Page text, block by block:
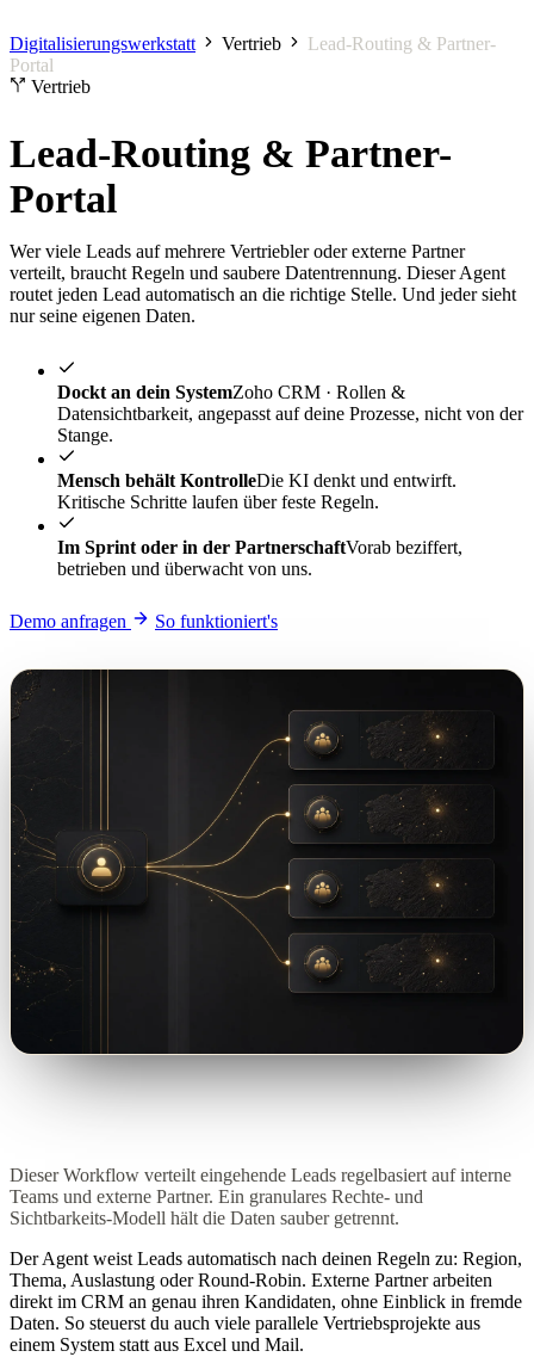
Digitalisierungswerkstatt Vertrieb
Lead-Routing & Partner-
Portal
Vertrieb
Lead-Routing & Partner-
Portal
Wer viele Leads auf mehrere Vertriebler oder externe Partner
verteilt, braucht Regeln und saubere Datentrennung. Dieser Agent
routet jeden Lead automatisch an die richtige Stelle. Und jeder sieht
nur seine eigenen Daten.
Dockt an dein SystemZoho CRM · Rollen &
Datensichtbarkeit, angepasst auf deine Prozesse, nicht von der
Stange.
Mensch behält KontrolleDie KI denkt und entwirft.
Kritische Schritte laufen über feste Regeln.
Im Sprint oder in der PartnerschaftVorab beziffert,
betrieben und überwacht von uns.
Demo anfragen So funktioniert's
Dieser Workflow verteilt eingehende Leads regelbasiert auf interne
Teams und externe Partner. Ein granulares Rechte- und
Sichtbarkeits-Modell hält die Daten sauber getrennt.
Der Agent weist Leads automatisch nach deinen Regeln zu: Region,
Thema, Auslastung oder Round-Robin. Externe Partner arbeiten
direkt im CRM an genau ihren Kandidaten, ohne Einblick in fremde
Daten. So steuerst du auch viele parallele Vertriebsprojekte aus
einem System statt aus Excel und Mail.